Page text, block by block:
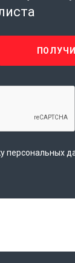
персональных